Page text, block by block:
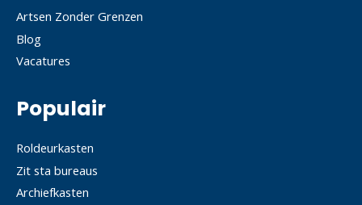
Artsen Zonder Grenzen
Blog
Vacatures
Populair
Roldeurkasten
Zit sta bureaus
Archiefkasten